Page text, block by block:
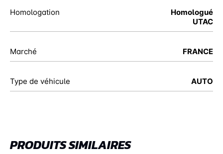
Homologation
Homologué
UTAC
Marché FRANCE
Type de véhicule AUTO
PRODUITS SIMILAIRES